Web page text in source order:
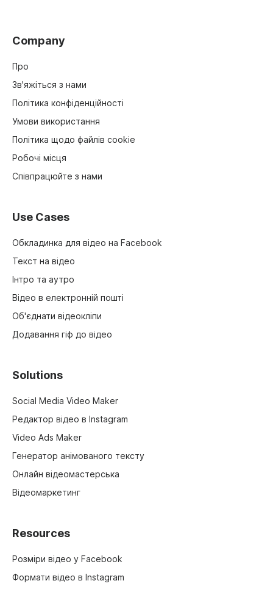
Company
Про
Зв'яжіться з нами
Політика конфіденційності
Умови використання
Політика щодо файлів cookie
Робочі місця
Співпрацюйте з нами
Use Cases
Обкладинка для відео на Facebook
Текст на відео
Інтро та аутро
Відео в електронній пошті
Об'єднати відеокліпи
Додавання гіф до відео
Solutions
Social Media Video Maker
Редактор відео в Instagram
Video Ads Maker
Генератор анімованого тексту
Онлайн відеомастерська
Відеомаркетинг
Resources
Розміри відео у Facebook
Формати відео в Instagram